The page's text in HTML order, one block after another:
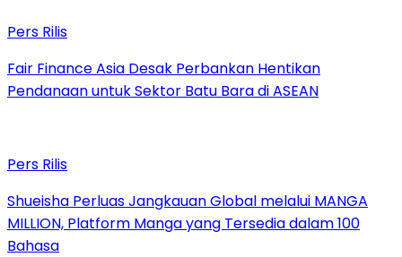
Pers Rilis
Fair Finance Asia Desak Perbankan Hentikan
Pendanaan untuk Sektor Batu Bara di ASEAN
Pers Rilis
Shueisha Perluas Jangkauan Global melalui MANGA
MILLION, Platform Manga yang Tersedia dalam 100
Bahasa